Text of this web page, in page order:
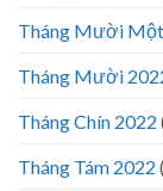
Tháng Mười
Tháng Mười
Tháng Chín 2022
Tháng Tám 2022